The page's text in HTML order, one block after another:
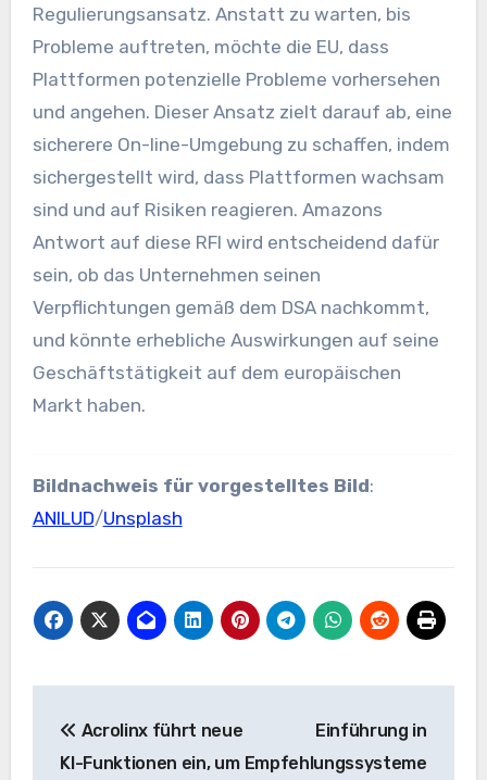
Regulierungsansatz. Anstatt zu warten, bis
Probleme auftreten, möchte die EU, dass
Plattformen potenzielle Probleme vorhersehen
und angehen. Dieser Ansatz zielt darauf ab, eine
sicherere On-line-Umgebung zu schaffen, indem
sichergestellt wird, dass Plattformen wachsam
sind und auf Risiken reagieren. Amazons
Antwort auf diese RFI wird entscheidend dafür
sein, ob das Unternehmen seinen
Verpflichtungen gemäß dem DSA nachkommt,
und könnte erhebliche Auswirkungen auf seine
Geschäftstätigkeit auf dem europäischen
Markt haben.
Bildnachweis für vorgestelltes Bild:
ANILUD/Unsplash
Navigation
Acrolinx führt neue
KI-Funktionen ein, um
Einführung in
Empfehlungssysteme